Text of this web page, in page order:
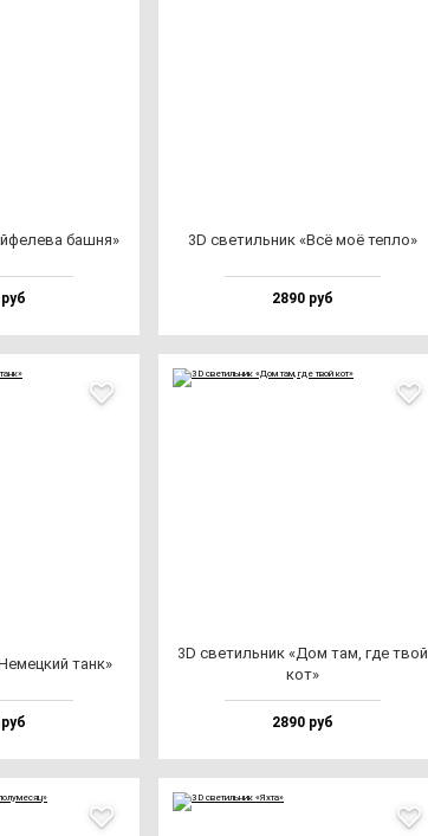
баш­ня» 3D све­тиль­ник «Всё моё теп­ло»
2890 руб
танк»
3D све­тиль­ник «Дом там, где твой
кот»
2890 руб